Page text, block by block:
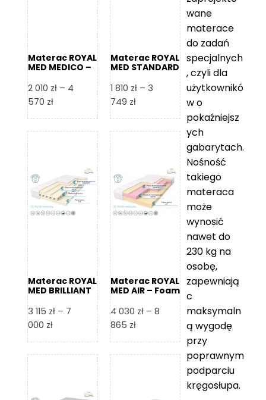
Materac ROYAL
MED MEDICO –
2 010 zł – 4
570 złZakres
od
4
570 zł
Materac ROYAL
MED STANDARD
1 810 zł – 3
749 złZakres
od
3
749 zł
Materac ROYAL
MED BRILLIANT
3 115 zł – 7
000 złZakres
od
Materac ROYAL
MED AIR – Foam
4 030 zł – 8
865 złZakres
od
wane
materace
do zadań
specjalnych
, czyli dla
użytkownikó
w o
pokaźniejsz
ych
gabarytach.
Nośność
takiego
materaca
może
wynosić
nawet do
230 kg na
osobę,
zapewniają
c
maksymaln
ą wygodę
przy
poprawnym
podparciu
kręgosłupa.